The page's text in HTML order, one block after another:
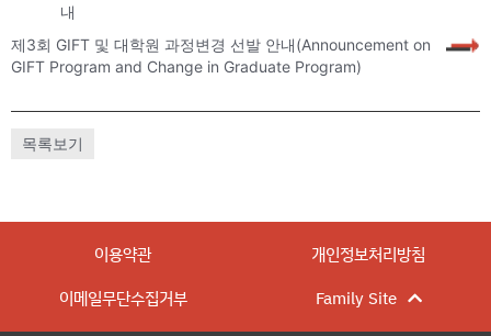
내
제3회 GIFT 및 대학원 과정변경 선발 안내(Announcement on
GIFT Program and Change in Graduate Program)
»
목록보기
이용약관
개인정보처리방침
이메일무단수집거부
Family Site